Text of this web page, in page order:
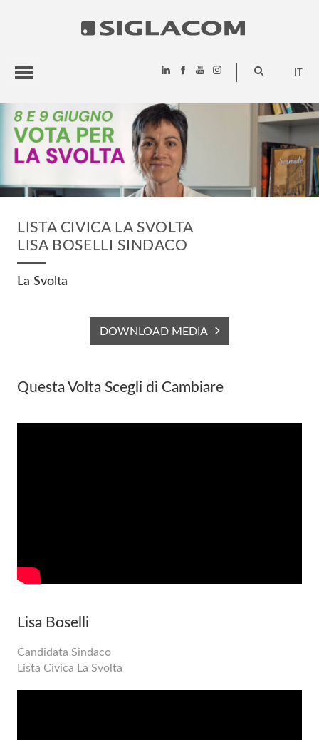
HIGHLIGHTS
PROGETTI
SIGLACOM
LISTA CIVICA LA SVOLTA
LISA BOSELLI SINDACO
La Svolta
DOWNLOAD MEDIA
Questa Volta Scegli di Cambiare
Lisa Boselli
Candidata Sindaco
Lista Civica La Svolta